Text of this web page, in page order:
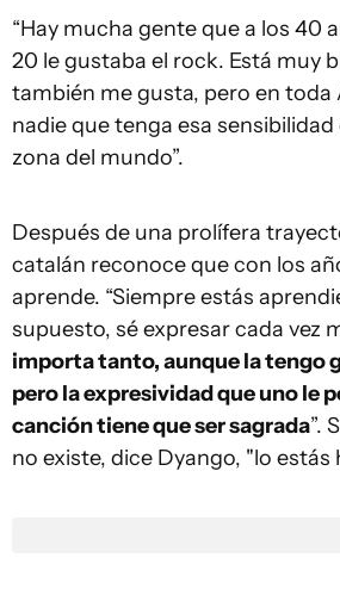
“Hay mucha gente que a los 40
20 le gustaba el rock. Está muy
también me gusta, pero en toda
nadie que tenga esa
zona del mundo”.
Después de una prolífera
catalán reconoce que con los
aprende. “Siempre estás
supuesto, sé expresar cada vez
importa tanto, aunque la tengo
pero la expresividad que uno le
canción tiene que ser sagrada”.
no existe, dice Dyango, "lo estás